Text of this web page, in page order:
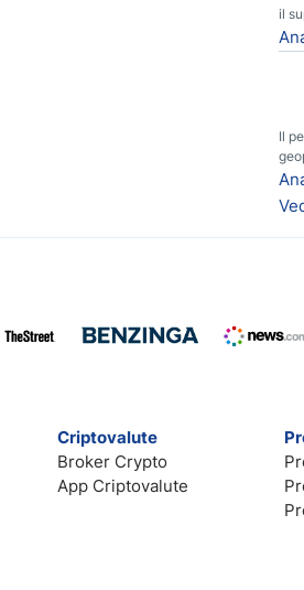
il
Il
per
Criptovalute
Broker Crypto
App Criptovalute